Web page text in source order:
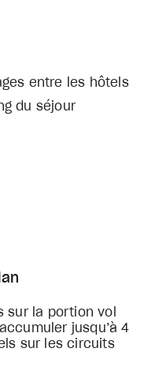
entre les hôtels
du séjour
sur la portion vol
jusqu’à 4
sur les circuits